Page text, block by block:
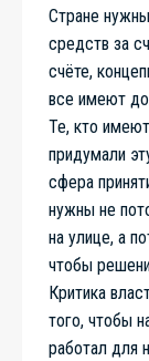
Стране
средств за
счёте,
все имеют
Те, кто
придумали
сфера
нужны не
на улице, а
чтобы
Критика
того, чтобы
работал для